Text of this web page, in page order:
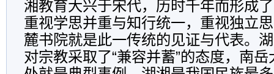
湘教育大兴于宋代，历时千年而形成
重视学思并重与知行统一，重视独立
麓书院就是此一传统的见证与代表。
对宗教采取了“兼容并蓄”的态度，南